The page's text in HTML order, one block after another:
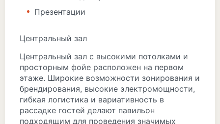
Презентации
Центральный зал
Центральный зал с высокими потолками и
просторным фойе расположен на первом
этаже. Широкие возможности зонирования и
брендирования, высокие электромощности,
гибкая логистика и вариативность в
рассадке гостей делают павильон
подходящим для проведения значимых